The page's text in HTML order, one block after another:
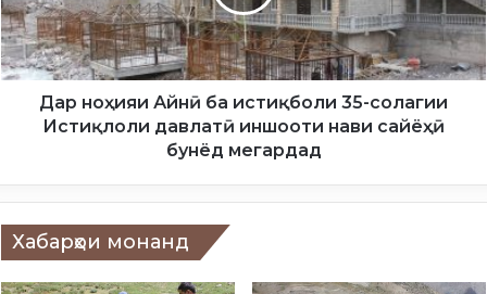
р
о
к
и
к
и
и
ҳ
и
я
и
с
т
Дар ноҳияи Айнӣ ба истиқболи 35-солагии
Истиқлоли давлатӣ иншооти нави сайёҳӣ
бунёд мегардад
Хабарҳои монанд